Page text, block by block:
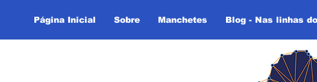
Página Inicial Sobre Manchetes Blog - Nas linhas